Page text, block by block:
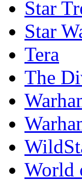
Star
Star
Tera
The
World